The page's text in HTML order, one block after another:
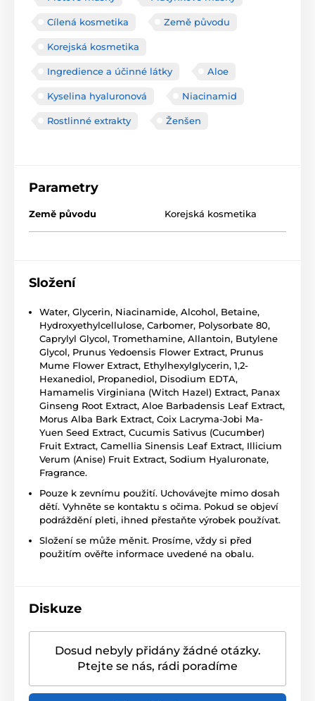
Cílená kosmetika Země původu
Korejská kosmetika
Ingredience a účinné látky Aloe
Kyselina hyaluronová Niacinamid
Rostlinné extrakty Ženšen
Parametry
Země původu Korejská kosmetika
Složení
Water, Glycerin, Niacinamide, Alcohol, Betaine,
Hydroxyethylcellulose, Carbomer, Polysorbate 80,
Caprylyl Glycol, Tromethamine, Allantoin, Butylene
Glycol, Prunus Yedoensis Flower Extract, Prunus
Mume Flower Extract, Ethylhexylglycerin, 1,2-
Hexanediol, Propanediol, Disodium EDTA,
Hamamelis Virginiana (Witch Hazel) Extract, Panax
Ginseng Root Extract, Aloe Barbadensis Leaf Extract,
Morus Alba Bark Extract, Coix Lacryma-Jobi Ma-
Yuen Seed Extract, Cucumis Sativus (Cucumber)
Fruit Extract, Camellia Sinensis Leaf Extract, Illicium
Verum (Anise) Fruit Extract, Sodium Hyaluronate,
Fragrance.
Pouze k zevnímu použití. Uchovávejte mimo dosah
dětí. Vyhněte se kontaktu s očima. Pokud se objeví
podráždění pleti, ihned přestaňte výrobek používat.
Složení se může měnit. Prosíme, vždy si před
použitím ověřte informace uvedené na obalu.
Diskuze
Dosud nebyly přidány žádné otázky.
Ptejte se nás, rádi poradíme